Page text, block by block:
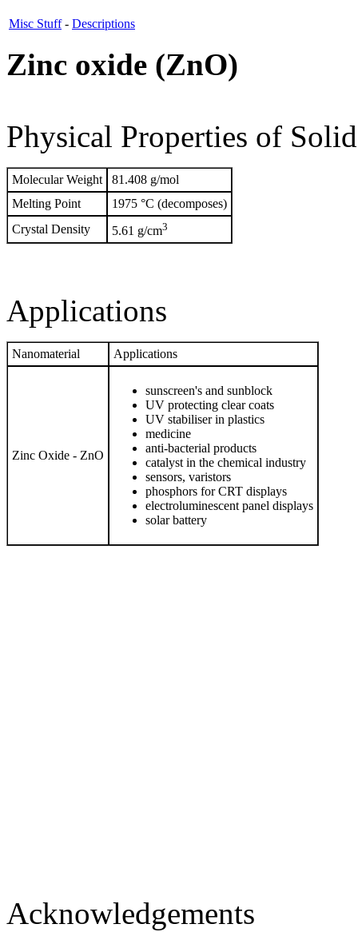
Misc Stuff- Descriptions
Zinc oxide (ZnO)
Physical Properties of
Molecular Weight
81.408 g/mol
Melting Point
1975 °C (decomposes)
Crystal Density
5.61 g/cm3
Applications
Nanomaterial Applications
Zinc Oxide - ZnO
sunscreen's and sunblock
UV protecting clear coats
UV stabiliser in plastics
medicine
anti-bacterial products
catalyst in the chemical industry
sensors, varistors
phosphors for CRT displays
electroluminescent panel displays
solar battery
Acknowledgements